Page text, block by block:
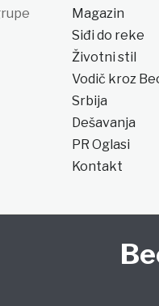
Magazin
Siđi do reke
Životni stil
Vodič kroz
Srbija
Dešavanja
PR Oglasi
Kontakt